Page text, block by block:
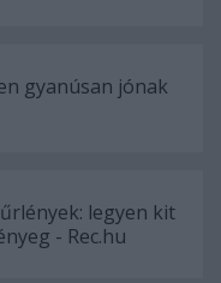
gyanúsan jónak
legyen kit
- Rec.hu